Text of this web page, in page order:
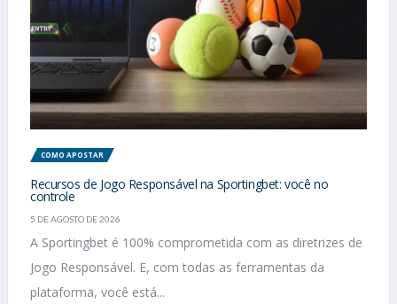
COMO APOSTAR
Recursos de Jogo Responsável na Sportingbet: você no
controle
5 DE AGOSTO DE 2026
A Sportingbet é 100% comprometida com as diretrizes de
Jogo Responsável. E, com todas as ferramentas da
plataforma, você está...